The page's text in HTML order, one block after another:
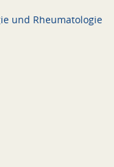
und Rheumatologie